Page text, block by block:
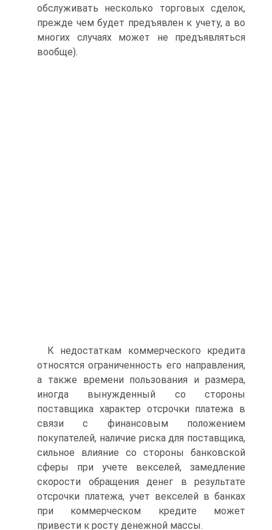
обслуживать несколько торговых сделок,
прежде чем будет предъявлен к учету, а во
многих случаях может не предъявляться
вообще).
К недостаткам коммерческого кредита
относятся ограниченность его направления,
а также времени пользования и размера,
иногда вынужденный со стороны
поставщика характер отсрочки платежа в
связи с финансовым положением
покупателей, наличие риска для поставщика,
сильное влияние со стороны банковской
сферы при учете векселей, замедление
скорости обращения денег в результате
отсрочки платежа, учет векселей в банках
при коммерческом кредите может
привести к росту денежной массы.